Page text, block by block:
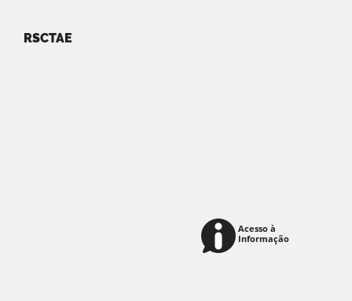
RSCTAE